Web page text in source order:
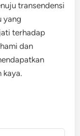
transendensi
yang
terhadap
dan
kaya.